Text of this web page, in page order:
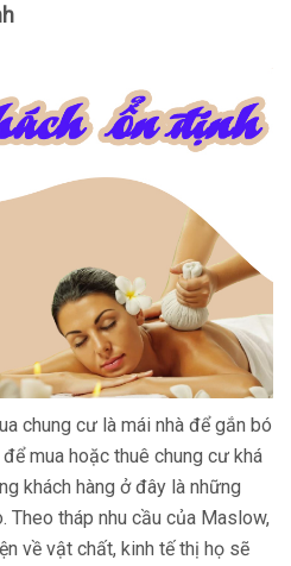
chung cư là mái nhà để gắn bó
mua hoặc thuê chung cư khá
khách hàng ở đây là những
Theo tháp nhu cầu của Maslow,
về vật chất, kinh tế thị họ sẽ